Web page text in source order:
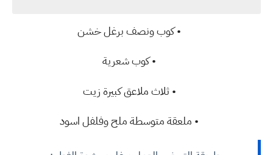
• كوب ونصف برغل خشن
• كوب شعرية
• ثلاث ملاعق كبيرة زيت
• ملعقة متوسطة ملح وفلفل اسود